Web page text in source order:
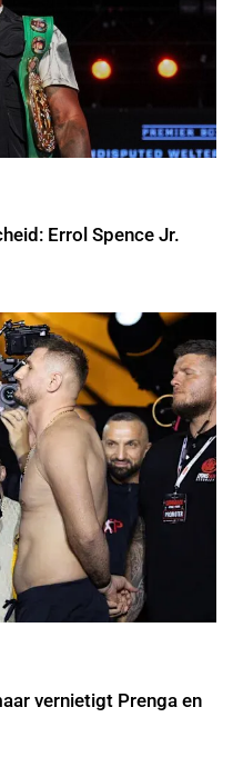
Errol Spence Jr.
vernietigt Prenga en